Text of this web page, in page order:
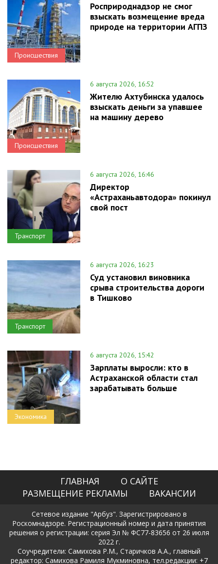
Происшествия
Росприроднадзор не смог
взыскать возмещение вреда
природе на территории АГПЗ
Происшествия
6 августа 2026, 16:52
Жителю Ахтубинска удалось
взыскать деньги за упавшее
на машину дерево
Транспорт
6 августа 2026, 16:46
Директор
«Астраханьавтодора» покинул
свой пост
Транспорт
6 августа 2026, 16:23
Суд установил виновника
срыва строительства дороги
в Тишково
Экономика
6 августа 2026, 15:42
Зарплаты выросли: кто в
Астраханской области стал
зарабатывать больше
ГЛАВНАЯ
О САЙТЕ
РАЗМЕЩЕНИЕ РЕКЛАМЫ
ВАКАНСИИ
Сетевое издание "Арбуз". Зарегистрировано в
Роскомнадзоре. Регистрационный номер и дата принятия
решения о регистрации: серия Эл № ФС77-83656 от 26 июля
2022 г.
Соучредители: Самихова Р.М., Старичков А.А., главный
редактор: Самихова Рамиля Мукминовна, тел.редакции: +7